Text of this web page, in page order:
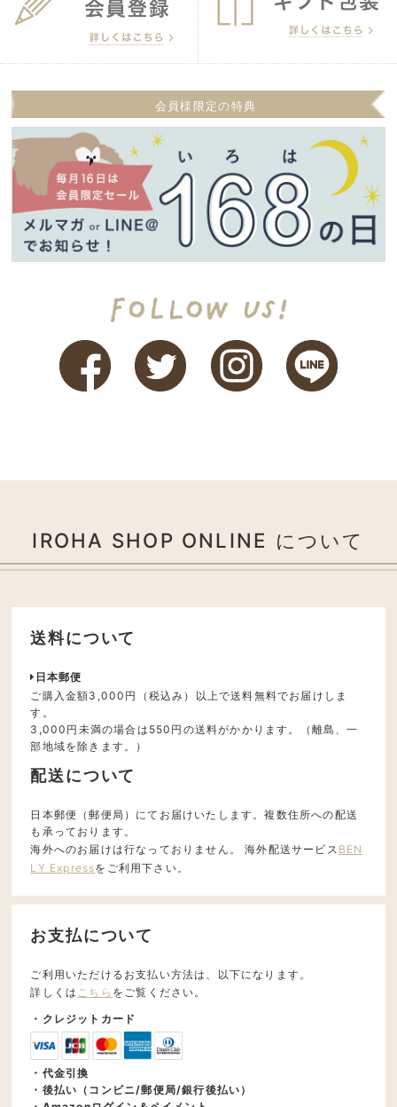
会員様限定の特典
IROHA SHOP ONLINE について
送料について
日本郵便
ご購入金額3,000円（税込み）以上で送料無料でお届けしま
す。
3,000円未満の場合は550円の送料がかかります。（離島、一
部地域を除きます。）
配送について
日本郵便（郵便局）にてお届けいたします。複数住所への配送
も承っております。
海外へのお届けは行なっておりません。 海外配送サービス BEN
LY Expressをご利用下さい。
お支払について
ご利用いただけるお支払い方法は、以下になります。
詳しくは こちら をご覧ください。
・クレジットカード
・代金引換
・後払い（コンビニ/郵便局/銀行後払い）